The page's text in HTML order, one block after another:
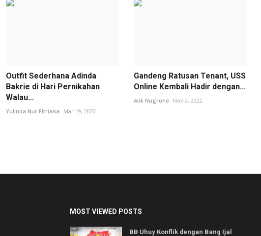
Outfit Sederhana Adinda
Bakrie di Hari Pernikahan
Walau...
Yulinda Nur Fitriana Mar 19, 2020
Gandeng Ratusan Tenant, USS
Online Kembali Hadir dengan...
Aldi Nugroho Nov 2, 2022
MOST VIEWED POSTS
BB Uhuy Konflik dengan Bang Ijal